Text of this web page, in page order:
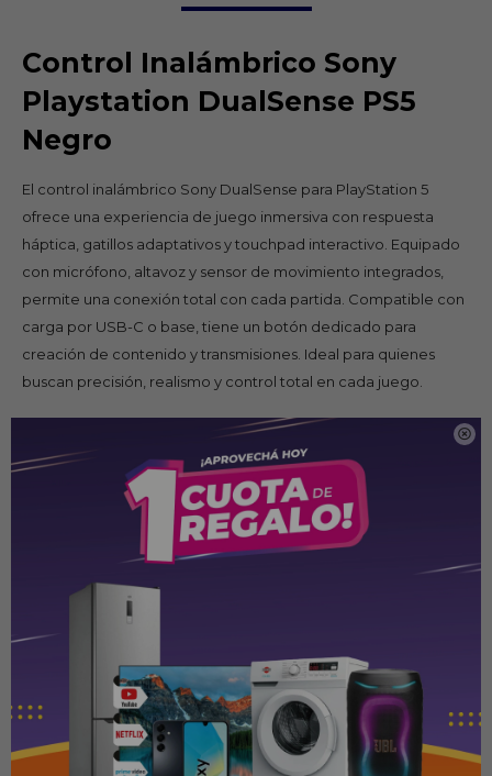

Control Inalámbrico Sony
Playstation DualSense PS5
Negro
El control inalámbrico Sony DualSense para PlayStation 5
ofrece una experiencia de juego inmersiva con respuesta
háptica, gatillos adaptativos y touchpad interactivo. Equipado
con micrófono, altavoz y sensor de movimiento integrados,
permite una conexión total con cada partida. Compatible con
carga por USB-C o base, tiene un botón dedicado para
creación de contenido y transmisiones. Ideal para quienes
buscan precisión, realismo y control total en cada juego.
Compatibilidad: PlayStation 5
Conectividad inalámbrica: Bluetooth
Respuesta háptica: Vibraciones dinámicas
Touch Pad: Capacitivo de 2 puntos con mecanismo de
Micrófono: Integrado
Altavoz: Integrado
Sensores: Acelerómetro, giroscopio y sensor de
movimiento